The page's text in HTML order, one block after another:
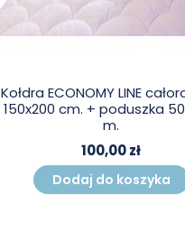
Kołdra ECONOMY LINE
150x200 cm. + poduszka
m.
100,00 zł
Dodaj do koszyka